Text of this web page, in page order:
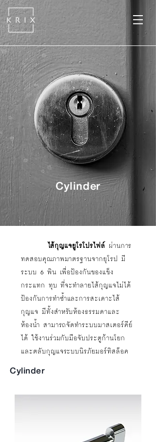
Cylinder
ไส้กุญแจยูโรโปรไฟล์ผ่านการ
ทดสอบคุณภาพมาตรฐานจากยุโรป มี
ระบบ 6 พิน เพื่อป้องกันของแข็ง
กระแทก ทุบ ที่จะทำลายไส้กุญแจไม่ได้
ป้องกันการทำซ้ำและการสะเดาะไส้
กุญแจ มีทั้งสำหรับห้องธรรมดาและ
ห้องน้ำ สามารถจัดทำระบบมาสเตอร์คีย์
ได้ ใช้งานร่วมกับมือจับประตูก้านโยก
และตลับกุญแจระบบนิรภัยมอร์ทิสล็อค
Cylinder